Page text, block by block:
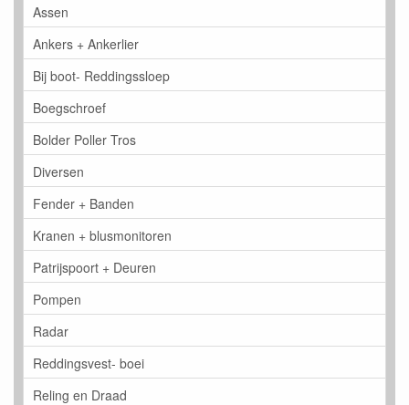
Assen
Ankers + Ankerlier
Bij boot- Reddingssloep
Boegschroef
Bolder Poller Tros
Diversen
Fender + Banden
Kranen + blusmonitoren
Patrijspoort + Deuren
Pompen
Radar
Reddingsvest- boei
Reling en Draad